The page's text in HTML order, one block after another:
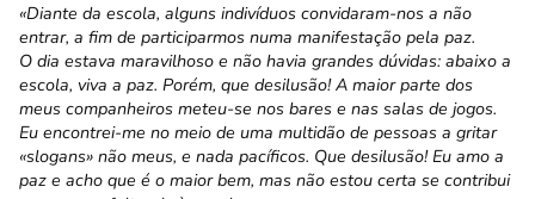
«Diante da escola, alguns indivíduos convi­daram-nos a não
entrar, a fim de participarmos numa manifestação pela paz.
O dia estava maravilhoso e não havia grandes dúvidas: abaixo a
escola, viva a paz. Porém, que desilusão! A maior parte dos
meus companheiros meteu-se nos bares e nas salas de jogos.
Eu encontrei-me no meio de uma multidão de pessoas a gritar
«slogans» não meus, e nada pacíficos. Que desilusão! Eu amo a
paz e acho que é o maior bem, mas não estou certa se contribui